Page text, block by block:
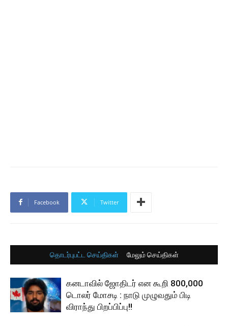
Facebook Twitter
தொடர்புபட்ட செய்திகள் மேலும் செய்திகள்
கனடாவில் ஜோதிடர் என கூறி 800,000
டொலர் மோசடி : நாடு முழுவதும் பிடி
விராந்து பிறப்பிப்பு!!